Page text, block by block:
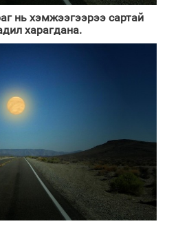
нь хэмжээгээрээ сартай
харагдана.